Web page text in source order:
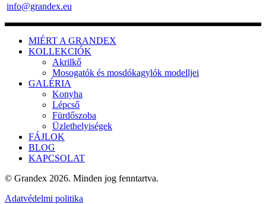
info@grandex.eu
MIÉRT A GRANDEX
KOLLEKCIÓK
Akrilkő
Mosogatók és mosdókagylók modelljei
GALÉRIA
Konyha
Lépcső
Fürdőszoba
Üzlethelyiségek
FÁJLOK
BLOG
KAPCSOLAT
© Grandex 2026. Minden jog fenntartva.
Adatvédelmi politika